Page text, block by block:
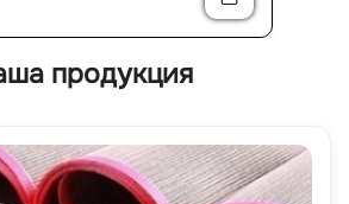
продукция